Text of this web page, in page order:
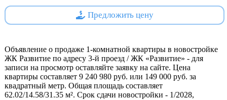
торговые центры, магазины, аптеки, спортивные
комплексы и другие необходимые объекты
Кроме того, выделен участок земли под строительство
образовательного центра на 230 мест, включающего
начальную школу на 150 учеников с детским садом на 80
мест. На территории комплекса запланированы спортивные
Предложить цену
Объявление о продаже 1-комнатной квартиры в новостройке
ЖК Развитие по адресу 3-й проезд / ЖК «Развитие» - для
записи на просмотр оставляйте заявку на сайте. Цена
квартиры составляет 9 240 980 руб. или 149 000 руб. за
квадратный метр. Общая площадь составляет
62.02/14.58/31.35 м². Срок сдачи новостройки - 1/2028,